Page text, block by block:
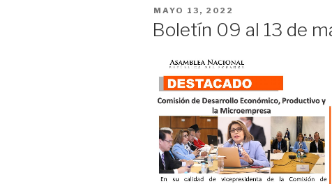
MAYO 13, 2022
Boletín 09 al 13 de